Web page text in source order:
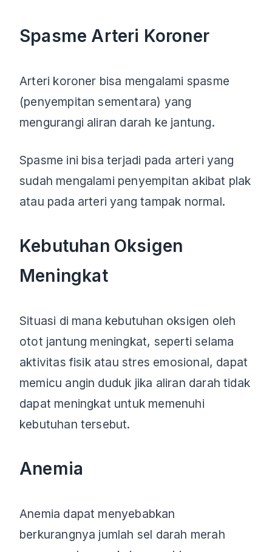
Spasme Arteri Koroner
Arteri koroner bisa mengalami spasme
(penyempitan sementara) yang
mengurangi aliran darah ke jantung.
Spasme ini bisa terjadi pada arteri yang
sudah mengalami penyempitan akibat plak
atau pada arteri yang tampak normal.
Kebutuhan Oksigen
Meningkat
Situasi di mana kebutuhan oksigen oleh
otot jantung meningkat, seperti selama
aktivitas fisik atau stres emosional, dapat
memicu angin duduk jika aliran darah tidak
dapat meningkat untuk memenuhi
kebutuhan tersebut.
Anemia
Anemia dapat menyebabkan
berkurangnya jumlah sel darah merah